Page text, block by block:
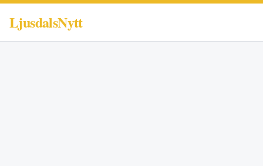
LjusdalsNytt